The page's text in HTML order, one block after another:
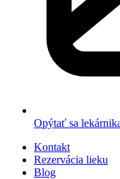
Opýtať sa
Kontakt
Rezervácia lieku
Blog